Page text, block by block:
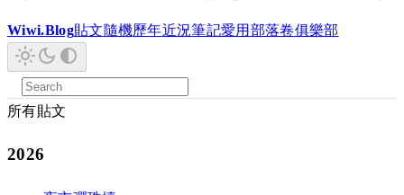
Wiwi.Blog貼文隨機歷年近況筆記愛用 部落卷俱樂部
所有貼文
2026